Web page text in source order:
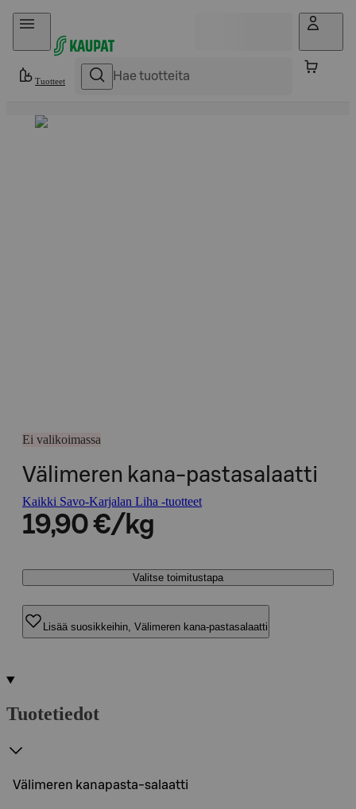
Hyppää sisältöön
Tuotteet
Ei valikoimassa
Välimeren kana-pastasalaatti
Kaikki Savo-Karjalan Liha -tuotteet
19,90 €/kg
Valitse toimitustapa
Lisää suosikkeihin, Välimeren kana-pastasalaatti
Tuotetiedot
Välimeren kanapasta-salaatti